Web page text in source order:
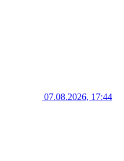
07.08.2026, 17:44